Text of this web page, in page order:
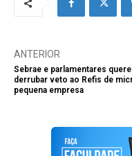
ANTERIOR
Sebrae e parlamentares
derrubar veto ao Refis de
pequena empresa